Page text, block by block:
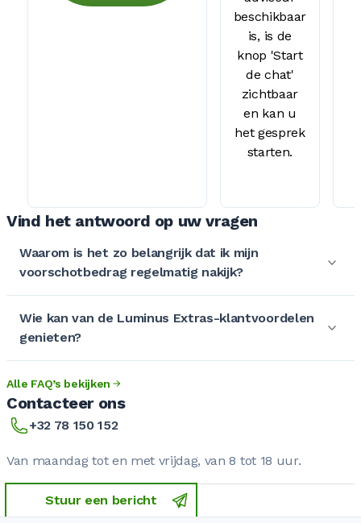
beschikbaar
is, is de
knop 'Start
de chat'
zichtbaar
en kan u
het gesprek
starten.
Vind het antwoord op uw vragen
Waarom is het zo belangrijk dat ik mijn
voorschotbedrag regelmatig nakijk?
Wie kan van de Luminus Extras-klantvoordelen
genieten?
Alle FAQ’s bekijken
Contacteer ons
+32 78 150 152
Van maandag tot en met vrijdag, van 8 tot 18 uur.
Stuur een bericht